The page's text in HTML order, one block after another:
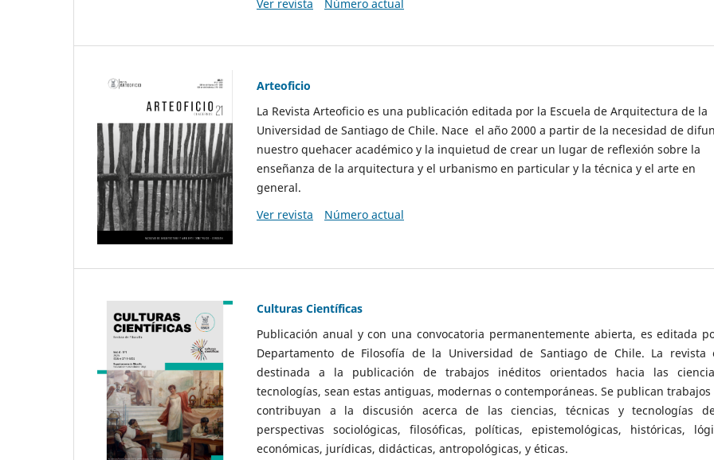
Ver revista
Número actual
Arteoficio
La Revista Arteoficio es una publicación editada por la Escuela de Arquitectura de la
Universidad de Santiago de Chile. Nace el año 2000 a partir de la necesidad de
nuestro quehacer académico y la inquietud de crear un lugar de reflexión sobre la
enseñanza de la arquitectura y el urbanismo en particular y la técnica y el arte en
general.
Ver revista
Número actual
Culturas Científicas
Publicación anual y con una convocatoria permanentemente abierta, es editada
Departamento de Filosofía de la Universidad de Santiago de Chile. La revista
destinada a la publicación de trabajos inéditos orientados hacia las
tecnologías, sean estas antiguas, modernas o contemporáneas. Se publican
contribuyan a la discusión acerca de las ciencias, técnicas y tecnologías
perspectivas sociológicas, filosóficas, políticas, epistemológicas, históricas,
económicas, jurídicas, didácticas, antropológicas, y éticas.